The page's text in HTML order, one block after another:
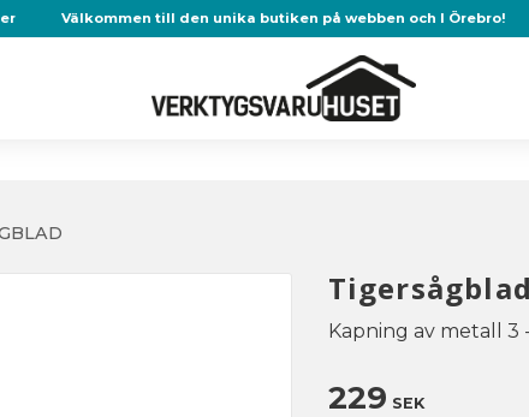
Välkommen till den unika butiken på webben och I Örebro!
Kapning av metall 3
229 SEK